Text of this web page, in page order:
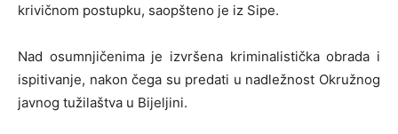
krivičnom postupku, saopšteno je iz Sipe.
Nad osumnjičenima je izvršena kriminalistička obrada i
ispitivanje, nakon čega su predati u nadležnost Okružnog
javnog tužilaštva u Bijeljini.